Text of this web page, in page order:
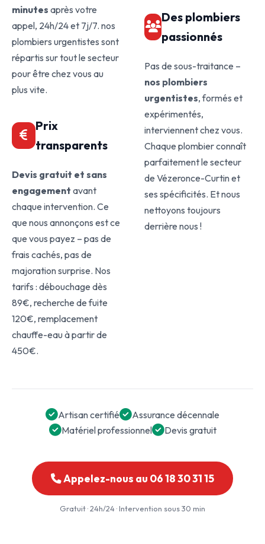
minutes après votre
appel, 24h/24 et 7j/7. nos
plombiers urgentistes sont
répartis sur tout le secteur
pour être chez vous au
plus vite.
Prix
transparents
Devis gratuit et sans
engagement avant
chaque intervention. Ce
que nous annonçons est ce
que vous payez – pas de
frais cachés, pas de
majoration surprise. Nos
tarifs : débouchage dès
89€, recherche de fuite
120€, remplacement
chauffe-eau à partir de
450€.
Des plombiers
passionnés
Pas de sous-traitance –
nos plombiers
urgentistes, formés et
expérimentés,
interviennent chez vous.
Chaque plombier connaît
parfaitement le secteur
de Vézeronce-Curtin et
ses spécificités. Et nous
nettoyons toujours
derrière nous !
Artisan certifié
Assurance décennale
Matériel professionnel
Devis gratuit
Appelez-nous au 06 18 30 31 15
Gratuit · 24h/24 · Intervention sous 30 min